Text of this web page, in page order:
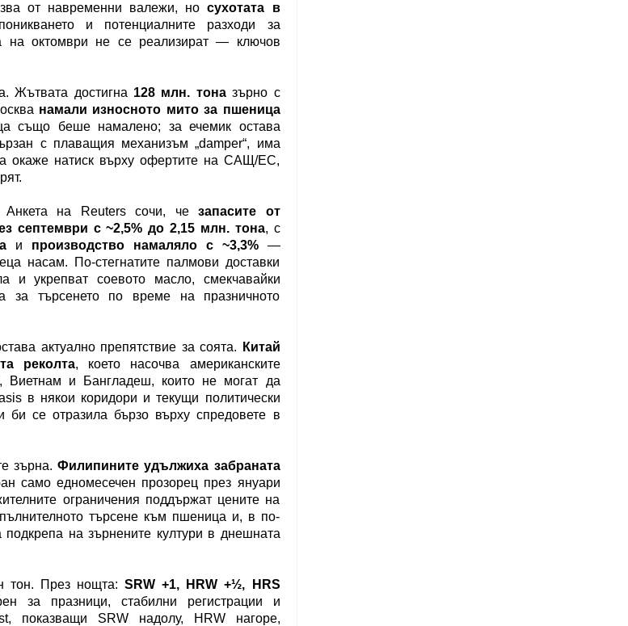
от навременни валежи, носухотата в
и потенциалните разходи за
на октомври не се реализират — ключов
Жътвата достигна 128 млн. тоназърно с
намали износното мито за пшеница
също беше намалено; за ечемик остава
с плаващия механизъм „damper“, има
окаже натиск върху офертите на САЩ/ЕС,
Анкета на Reuters сочи, чезапасите от
септември с ~2,5% до 2,15 млн. тона, с
и производство намаляло с ~3,3%—
насам. По-стегнатите палмови доставки
и укрепват соевото масло, смекчавайки
за търсенето по време на празничното
актуално препятствие за соята.
Китай
реколта, което насочва американските
Виетнам и Бангладеш, които не могат да
в някои коридори и текущи политически
би се отразила бързо върху спредовете в
зърна.Филипините удължиха забраната
само едномесечен прозорец през януари
ограничения поддържат цените на
търсене към пшеница и, в по-
на зърнените култури в днешната
тон. През нощта: SRW +1, HRW +½, HRS
за празници, стабилни регистрации и
показващи SRW надолу, HRW нагоре,